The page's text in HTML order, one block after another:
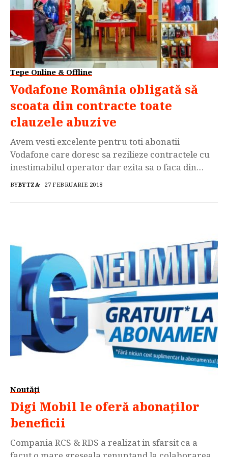
Tepe Online & Offline
Vodafone România obligată să
scoata din contracte toate
clauzele abuzive
Avem vesti excelente pentru toti abonatii
Vodafone care doresc sa rezilieze contractele cu
inestimabilul operator dar ezita sa o faca din
cauza clauzelor abuzive prezente in contractele
fost obligati de catre Tribunalul Bucuresti sa
BYBYTZA 27 FEBRUARIE 2018
Noutăți
Digi Mobil le oferă abonaților
beneficii
Compania RCS & RDS a realizat in sfarsit ca a